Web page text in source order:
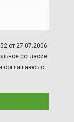
от 27.07.2006
согласие
соглашаюсь с